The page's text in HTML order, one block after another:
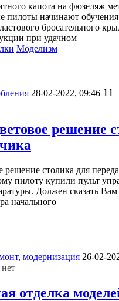
капота на фюзеляж
начинают обучения
бросательного
при удачном
Моделизм
28-02-2022, 09:46 11
решение
решение столика для
пилоту купили пульт
Должен сказать
начального
модернизация 26-02-
отделка